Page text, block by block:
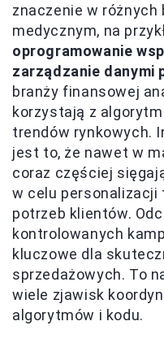
znaczenie w różnych
medycznym, na
oprogramowanie
zarządzanie danymi
branży finansowej
korzystają z
trendów rynkowych.
jest to, że nawet w
coraz częściej
w celu
potrzeb klientów.
kontrolowanych
kluczowe dla
sprzedażowych. To
wiele zjawisk
algorytmów i kodu.